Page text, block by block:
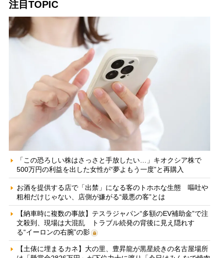
注目TOPIC
「この恐ろしい株はさっさと手放したい…」キオクシア株で
500万円の利益を出した女性が“夢よもう一度”と再購入
お酒を提供する店で「出禁」になる客のトホホな生態 嘔吐や
粗相だけじゃない、店側が嫌がる“最悪の客”とは
【納車時に複数の事故】テスラジャパン“多額のEV補助金”で注
文殺到、現場は大混乱 トラブル続発の背後に見え隠れす
る“イーロンの右腕”の影
【土俵に埋まるカネ】大の里、豊昇龍が黒星続きの名古屋場所